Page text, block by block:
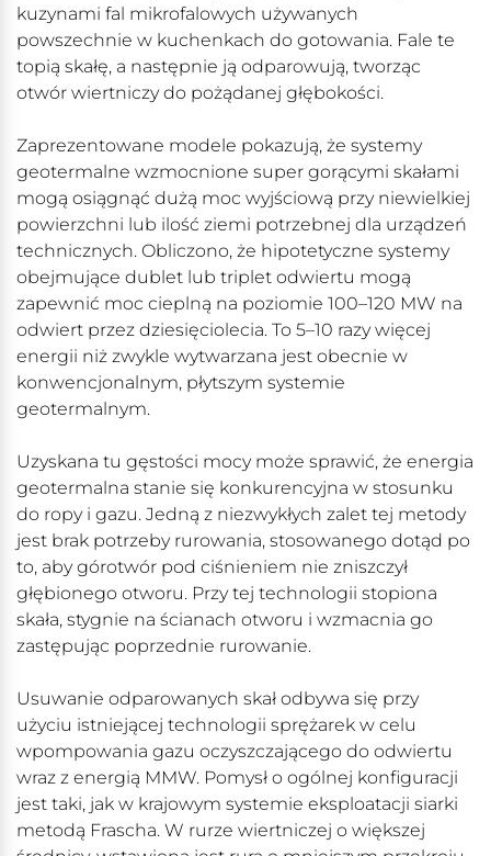
kuzynami fal mikrofalowych używanych
powszechnie w kuchenkach do gotowania. Fale te
topią skałę, a następnie ją odparowują, tworząc
otwór wiertniczy do pożądanej głębokości.
Zaprezentowane modele pokazują, że systemy
geotermalne wzmocnione super gorącymi skałami
mogą osiągnąć dużą moc wyjściową przy niewielkiej
powierzchni lub ilość ziemi potrzebnej dla urządzeń
technicznych. Obliczono, że hipotetyczne systemy
obejmujące dublet lub triplet odwiertu mogą
zapewnić moc cieplną na poziomie 100–120 MW na
odwiert przez dziesięciolecia. To 5–10 razy więcej
energii niż zwykle wytwarzana jest obecnie w
konwencjonalnym, płytszym systemie
geotermalnym.
Uzyskana tu gęstości mocy może sprawić, że energia
geotermalna stanie się konkurencyjna w stosunku
do ropy i gazu. Jedną z niezwykłych zalet tej metody
jest brak potrzeby rurowania, stosowanego dotąd po
to, aby górotwór pod ciśnieniem nie zniszczył
głębionego otworu. Przy tej technologii stopiona
skała, stygnie na ścianach otworu i wzmacnia go
zastępując poprzednie rurowanie.
Usuwanie odparowanych skał odbywa się przy
użyciu istniejącej technologii sprężarek w celu
wpompowania gazu oczyszczającego do odwiertu
wraz z energią MMW. Pomysł o ogólnej konfiguracji
jest taki, jak w krajowym systemie eksploatacji siarki
metodą Frascha. W rurze wiertniczej o większej